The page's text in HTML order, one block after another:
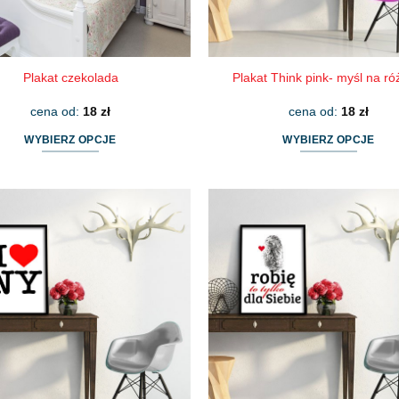
Plakat czekolada
cena od: 18 zł
WYBIERZ OPCJE
wiele
wariantów.
można
wybrać
na
stronie
produktu
Plakat Think pink- myśl na
cena od: 18 zł
WYBIERZ OPCJE
wiele
wariantów.
można
wybrać
stronie
produktu